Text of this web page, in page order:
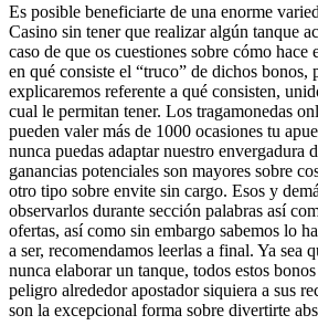
Es posible beneficiarte de una enorme
Casino sin tener que realizar algún tanque
caso de que os cuestiones sobre cómo
en qué consiste el “truco” de dichos bonos,
explicaremos referente a qué consisten,
cual le permitan tener. Los tragamonedas
pueden valer más de 1000 ocasiones tu
nunca puedas adaptar nuestro envergadura
ganancias potenciales son mayores sobre
otro tipo sobre envite sin cargo. Esos y
observarlos durante sección palabras así­
ofertas, así­ como sin embargo sabemos lo
a ser, recomendamos leerlas a final. Ya sea
nunca elaborar un tanque, todos estos
peligro alrededor apostador siquiera a sus
son la excepcional forma sobre divertirte